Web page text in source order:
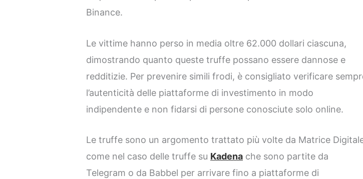
Binance.
Le vittime hanno perso in media oltre 62.000 dollari ciascuna,
dimostrando quanto queste truffe possano essere dannose e
redditizie. Per prevenire simili frodi, è consigliato verificare
l’autenticità delle piattaforme di investimento in modo
indipendente e non fidarsi di persone conosciute solo online.
Le truffe sono un argomento trattato più volte da Matrice
come nel caso delle truffe su Kadena che sono partite da
Telegram o da Babbel per arrivare fino a piattaforme di